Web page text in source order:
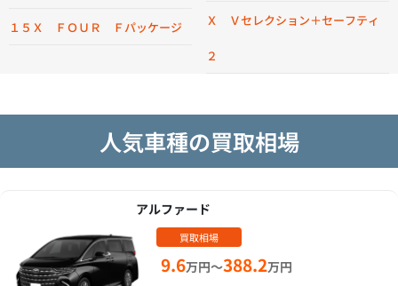
１５Ｘ ＦＯＵＲ Ｆパッケージ Ｘ Ｖセレクション＋セーフティ
２
人気車種の買取相場
アルファード
買取相場
9.6万円～388.2万円